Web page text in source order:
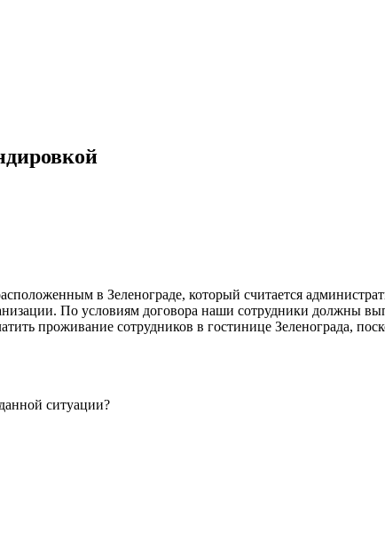
в Зеленограде, который считается
По условиям договора наши сотрудники должны
проживание сотрудников в гостинице Зеленограда,
ситуации?